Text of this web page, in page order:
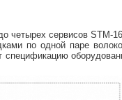
четырех сервисов STM-
по одной паре
спецификацию